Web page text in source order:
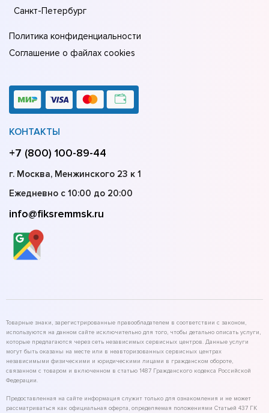
Санкт-Петербург
Политика конфиденциальности
Соглашение о файлах cookies
КОНТАКТЫ
+7 (800) 100-89-44
г. Москва, Менжинского 23 к 1
Ежедневно с 10:00 до 20:00
info@fiksremmsk.ru
Товарные знаки, зарегистрированные правообладателем в соответствии с законом,
используются на данном сайте исключительно для того, чтобы детально описать услуги,
которые предлагаются через сеть независимых сервисных центров. Данные услуги
могут быть оказаны на месте или в неавторизованных сервисных центрах
независимыми физическими и юридическими лицами в гражданском обороте,
связанном с товаром и включенном в статью 1487 Гражданского кодекса Российской
Федерации.
Предоставленная на сайте информация служит только для ознакомления и не может
рассматриваться как официальная оферта, определяемая положениями Статьей 437 ГК